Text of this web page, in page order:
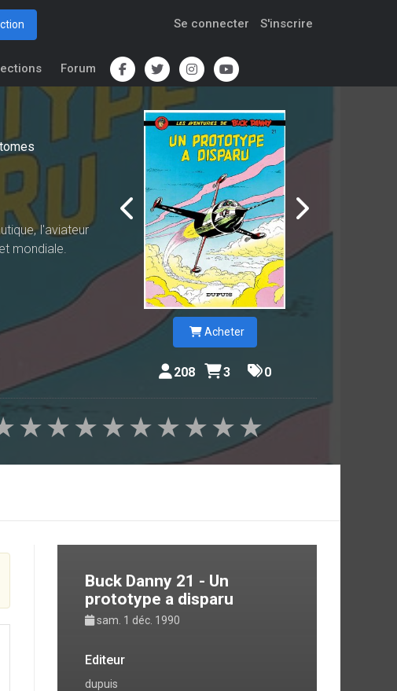
Se connecter S'inscrire
Forum
tomes
l'aviateur
mondiale.
Acheter
208 3 0
★
★
★
★
★
★
★
★
★
Buck Danny 21 - Un
prototype a disparu
sam. 1 déc. 1990
Editeur
dupuis